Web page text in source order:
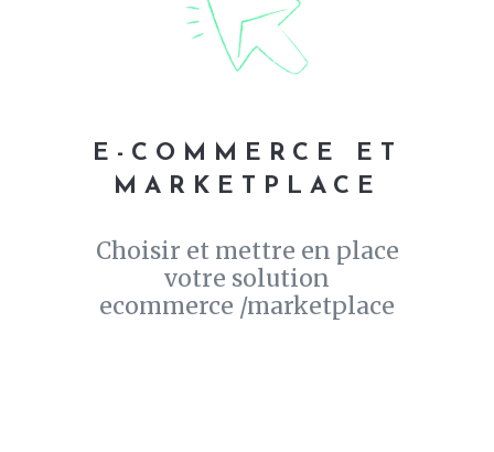
E-COMMERCE ET
MARKETPLACE
Choisir et mettre en place
votre solution
ecommerce /marketplace